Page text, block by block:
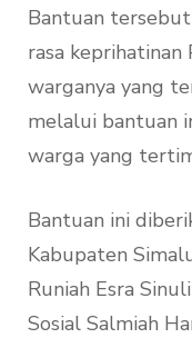
Bantuan
rasa
warganya yang
melalui bantuan
warga yang
Bantuan ini
Kabupaten
Runiah Esra
Sosial Salmiah